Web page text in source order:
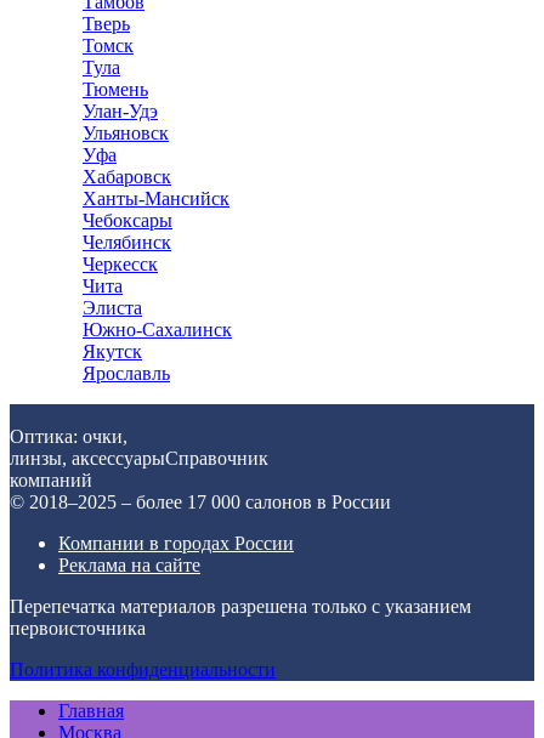
Тверь
Томск
Тула
Тюмень
Улан-Удэ
Ульяновск
Уфа
Хабаровск
Ханты-Мансийск
Чебоксары
Челябинск
Черкесск
Чита
Элиста
Южно-Сахалинск
Якутск
Ярославль
Оптика: очки,
линзы, аксессуарыСправочник
компаний
© 2018–2025 – более 17 000 салонов в России
Компании в городах России
Реклама на сайте
Перепечатка материалов разрешена только с указанием
первоисточника
Политика конфиденциальности
Главная
Москва